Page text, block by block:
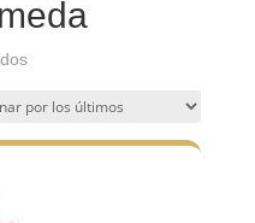
Ordenado
los
últimos